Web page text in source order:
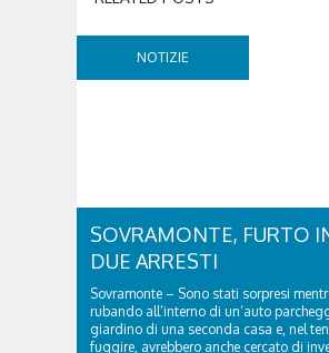
NOTIZIE
SOVRAMONTE, FURTO
DUE ARRESTI
Sovramonte – Sono stati sorpresi
rubando all’interno di un’auto
giardino di una seconda casa e, nel
fuggire, avrebbero anche cercato di